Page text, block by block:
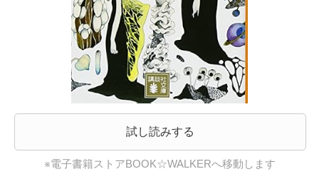
試し読みする
※電子書籍ストアBOOK☆WALKERへ移動します